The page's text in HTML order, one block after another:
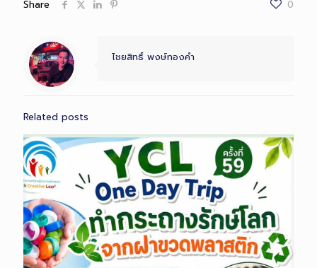
Share 0
ไชยสิทธิ์ พงษ์ทองคำ
Related posts